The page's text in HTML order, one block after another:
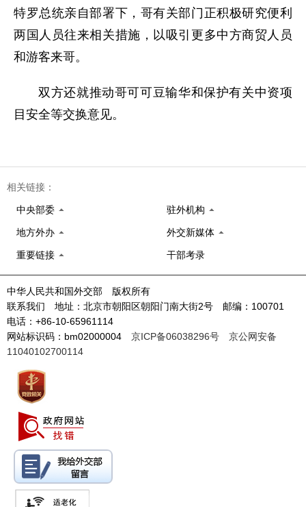
特罗总统亲自部署下，哥有关部门正积极研究便利
两国人员往来相关措施，以吸引更多中方商贸人员
和游客来哥。
双方还就推动哥可可豆输华和保护有关中资项
目安全等交换意见。
相关链接：
中央部委 驻外机构
地方外办 外交新媒体
重要链接 干部考录
中华人民共和国外交部 版权所有
联系我们 地址：北京市朝阳区朝阳门南大街2号 邮编：100701
电话：+86-10-65961114
网站标识码：bm02000004 京ICP备06038296号
京公网安备
11040102700114